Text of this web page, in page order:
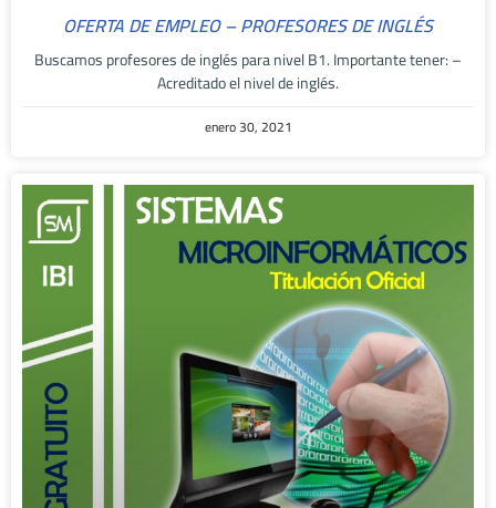
OFERTA DE EMPLEO – PROFESORES DE INGLÉS
Buscamos profesores de inglés para nivel B1. Importante tener: –
Acreditado el nivel de inglés.
enero 30, 2021